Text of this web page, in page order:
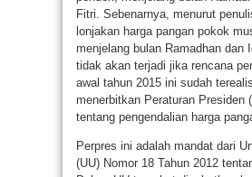
Fitri. Sebenarnya, menurut
lonjakan harga pangan pokok
menjelang bulan Ramadhan dan
tidak akan terjadi jika rencana
awal tahun 2015 ini sudah
menerbitkan Peraturan Presiden
tentang pengendalian harga
Perpres ini adalah mandat dari
(UU) Nomor 18 Tahun 2012